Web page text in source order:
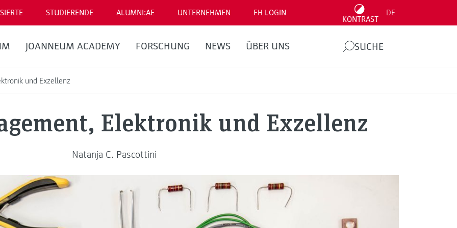
STUDIERENDE ALUMNI:AE UNTERNEHMEN FH LOGIN
KONTRAST
DE
JOANNEUM ACADEMY FORSCHUNG NEWS ÜBER UNS SUCHE
und Exzellenz
Elektronik und Exzellenz
Natanja C. Pascottini